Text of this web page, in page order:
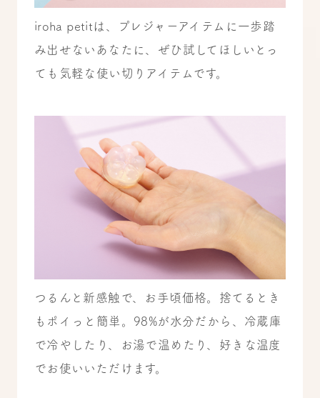
iroha petitは、プレジャーアイテムに一歩踏
み出せないあなたに、ぜひ試してほしいとっ
ても気軽な使い切りアイテムです。
つるんと新感触で、お手頃価格。捨てるとき
もポイっと簡単。98%が水分だから、冷蔵庫
で冷やしたり、お湯で温めたり、好きな温度
でお使いいただけます。